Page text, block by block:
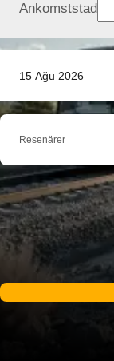
15 Ağu 2026
Ankomststad
Resenärer